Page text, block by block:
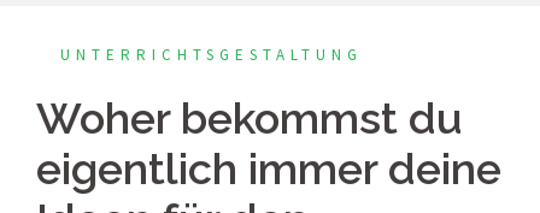
UNTERRICHTSGESTALTUNG
Woher bekommst du
eigentlich immer deine